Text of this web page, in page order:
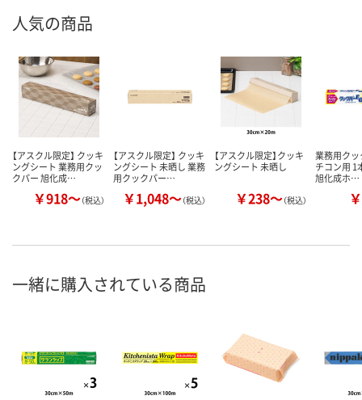
人気の商品
【アスクル限定】 クッキ
ングシート 業務用クッ
クパー 旭化成…
￥918～（税込）
【アスクル限定】 クッキ
ングシート 未晒し 業務
用クックパー…
￥1,048～（税込）
【アスクル限定】クッキ
ングシート 未晒し
￥238～（税込）
業務用クッ
チコン用 1
旭化成ホ…
一緒に購入されている商品